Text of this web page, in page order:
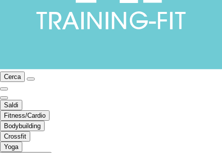
Cerca
Saldi
Fitness/Cardio
Bodybuilding
Crossfit
Yoga